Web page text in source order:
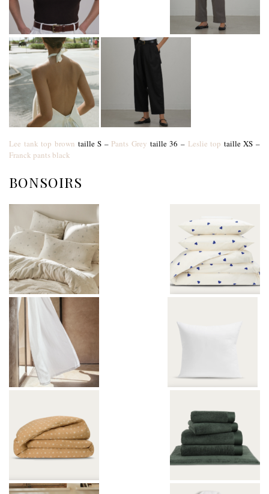
Lee tank top brown taille S – Pants Grey taille 36 – Leslie top taille XS –
Franck pants black
BONSOIRS